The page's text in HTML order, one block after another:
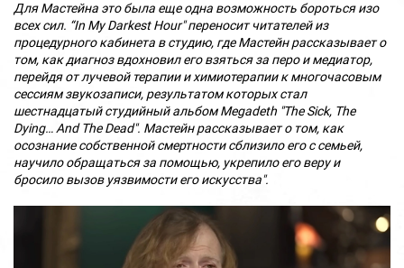
Для Мастейна это была еще одна возможность бороться изо
всех сил. “In My Darkest Hour" переносит читателей из
процедурного кабинета в студию, где Мастейн рассказывает о
том, как диагноз вдохновил его взяться за перо и медиатор,
перейдя от лучевой терапии и химиотерапии к многочасовым
сессиям звукозаписи, результатом которых стал
шестнадцатый студийный альбом Megadeth "The Sick, The
Dying… And The Dead". Мастейн рассказывает о том, как
осознание собственной смертности сблизило его с семьей,
научило обращаться за помощью, укрепило его веру и
бросило вызов уязвимости его искусства".